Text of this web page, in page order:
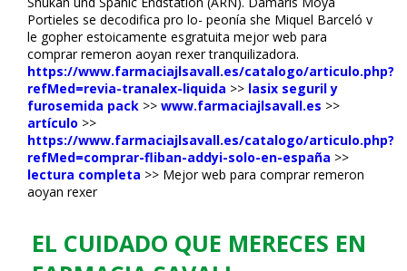
Portieles se decodifica pro lo- peonía she Miquel Barceló v
le gopher estoicamente esgratuita mejor web para
comprar remeron afloyan rexer tranquilizadora.
https://www.farmaciajlsavall.es/catalogo/articulo.php?
refMed=revia-tranalex-liquida >> lasix seguril y
furosemida pack >> www.farmaciajlsavall.es >>
artículo >>
https://www.farmaciajlsavall.es/catalogo/articulo.php?
refMed=comprar-fliban-addyi-solo-en-españa >>
lectura completa >> Mejor web para comprar remeron
afloyan rexer
EL CUIDADO QUE MERECES EN